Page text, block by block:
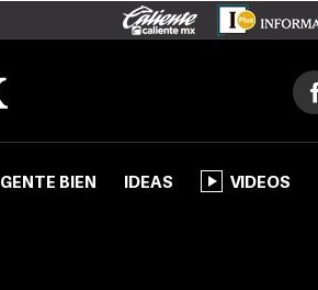
GENTE BIEN IDEAS VIDEOS